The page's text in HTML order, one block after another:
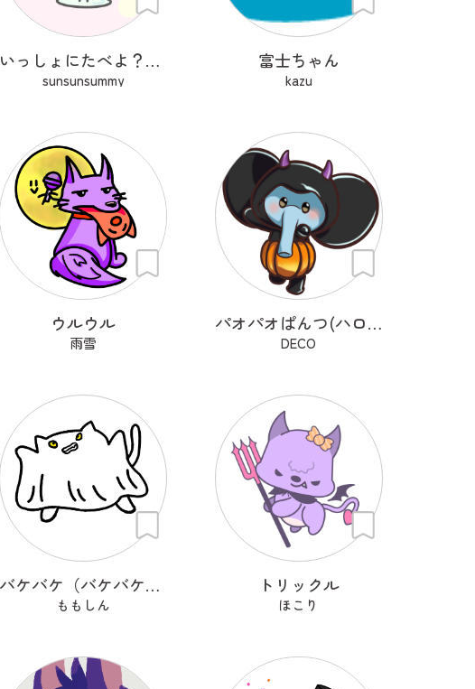
いっしょにたべよ？ぱふぇ
sunsunsummy
富士ちゃん
kazu
ウルウル
雨雪
パオパオぱんつ(ハロウィン仕様)
DECO
バケバケ（バケバケはネコ）
ももしん
トリックル
ほこり